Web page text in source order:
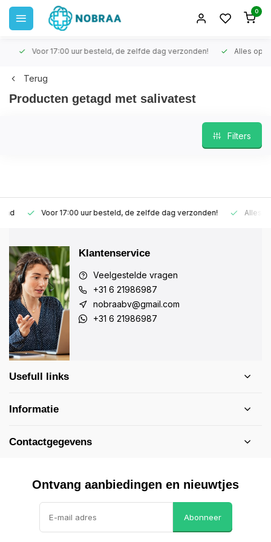
0
Voor 17:00 uur besteld, de zelfde dag verzonden! Alles op
Terug
Producten getagd met salivatest
Filters
Voor 17:00 uur besteld, de zelfde dag verzonden! Alles op
Klantenservice
Veelgestelde vragen
+31 6 21986987
nobraabv@gmail.com
+31 6 21986987
Usefull links
Informatie
Contactgegevens
Ontvang aanbiedingen en nieuwtjes
Abonneer